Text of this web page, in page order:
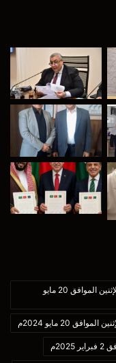
أسعار الحديد والأسمنت فى الأسواق المصرية اليوم الإثنين الموافق 20 مايو
20 مايو 2024م